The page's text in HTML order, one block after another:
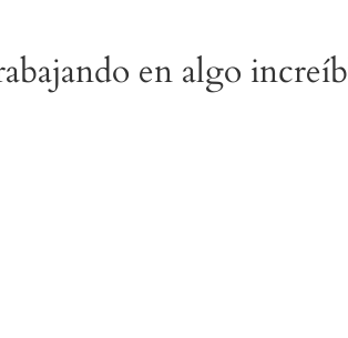
en algo